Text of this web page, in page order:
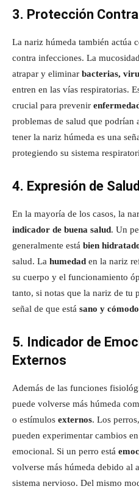
3. Protección
La nariz húmeda también actúa
contra infecciones. La
atrapar y eliminar bacterias,
entren en las vías respiratorias.
crucial para prevenir
problemas de salud que podrían
tener la nariz húmeda es una
protegiendo su sistema
4. Expresión de
En la mayoría de los casos, la
indicador de buena salud. Un
generalmente está bien
salud. La humedad en la nariz
su cuerpo y el funcionamiento
tanto, si notas que la nariz de tu
señal de que está sano y cómodo
5. Indicador de
Externos
Además de las funciones
puede volverse más húmeda
o estímulos externos. Los
pueden experimentar cambios
emocional. Si un perro está
volverse más húmeda debido al
sistema nervioso. Del mismo